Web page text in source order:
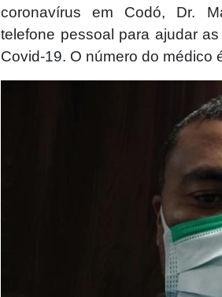
coronavírus em Codó, Dr.
telefone pessoal para ajudar
Covid-19. O número do médico